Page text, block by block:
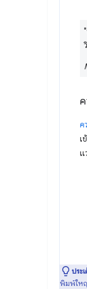
ค
เ
แ
ประ
พิมพ์ใหญ่